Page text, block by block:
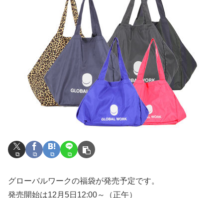
グローバルワークの福袋が発売予定です。
発売開始は12月5日12:00～（正午）